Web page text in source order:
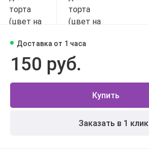
Доставка от 1 часа
150 руб.
Купить
Заказать в 1 клик